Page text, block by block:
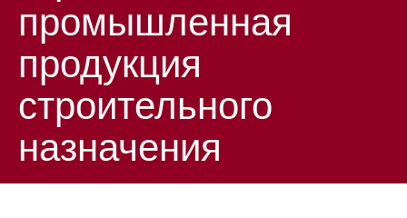
промышленная
продукция
строительного
назначения